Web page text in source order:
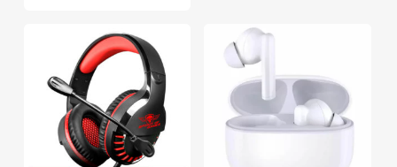
TTC 110,000.
DT
TTC 99,000.